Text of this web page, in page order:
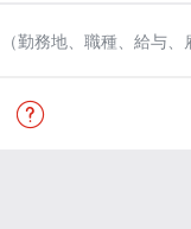
（勤務地、職種、給与